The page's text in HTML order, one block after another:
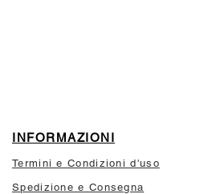
INFORMAZIONI
Termini e Condizioni d'uso
Spedizione e Consegna